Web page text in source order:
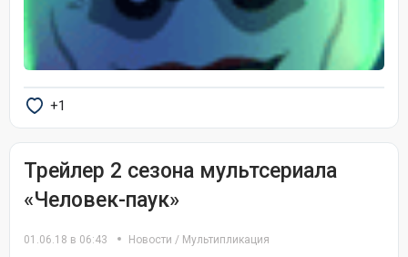
+1
Трейлер 2 сезона мультсериала
«Человек-паук»
01.06.18 в 06:43 Новости / Мультипликация